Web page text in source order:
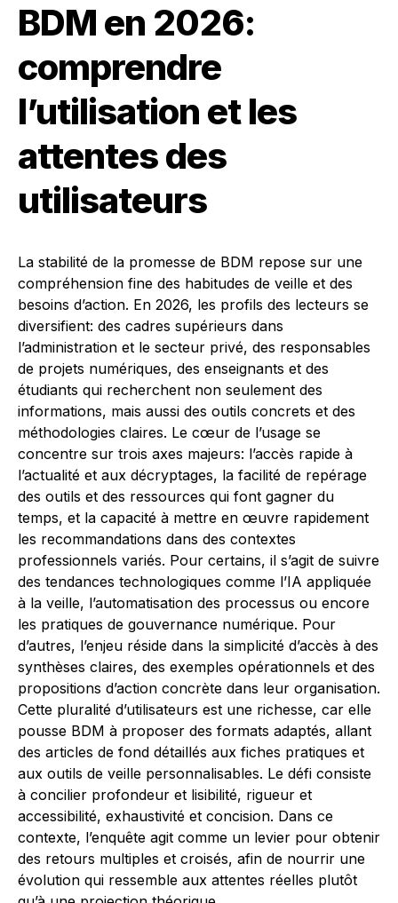
BDM en 2026:
comprendre
l’utilisation et les
attentes des
utilisateurs
La stabilité de la promesse de BDM repose sur une
compréhension fine des habitudes de veille et des
besoins d’action. En 2026, les profils des lecteurs se
diversifient: des cadres supérieurs dans
l’administration et le secteur privé, des responsables
de projets numériques, des enseignants et des
étudiants qui recherchent non seulement des
informations, mais aussi des outils concrets et des
méthodologies claires. Le cœur de l’usage se
concentre sur trois axes majeurs: l’accès rapide à
l’actualité et aux décryptages, la facilité de repérage
des outils et des ressources qui font gagner du
temps, et la capacité à mettre en œuvre rapidement
les recommandations dans des contextes
professionnels variés. Pour certains, il s’agit de suivre
des tendances technologiques comme l’IA appliquée
à la veille, l’automatisation des processus ou encore
les pratiques de gouvernance numérique. Pour
d’autres, l’enjeu réside dans la simplicité d’accès à des
synthèses claires, des exemples opérationnels et des
propositions d’action concrète dans leur organisation.
Cette pluralité d’utilisateurs est une richesse, car elle
pousse BDM à proposer des formats adaptés, allant
des articles de fond détaillés aux fiches pratiques et
aux outils de veille personnalisables. Le défi consiste
à concilier profondeur et lisibilité, rigueur et
accessibilité, exhaustivité et concision. Dans ce
contexte, l’enquête agit comme un levier pour obtenir
des retours multiples et croisés, afin de nourrir une
évolution qui ressemble aux attentes réelles plutôt